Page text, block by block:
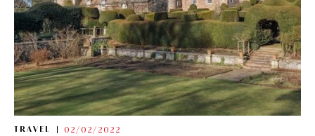
TRAVEL 02/02/2022